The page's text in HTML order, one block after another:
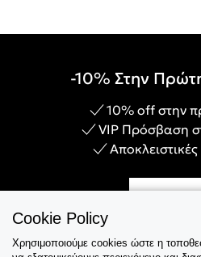
-10% Στην
10% off στην
VIP Πρόσβαση
Cookie Policy
Χρησιμοποιούμε cookies ώστε η